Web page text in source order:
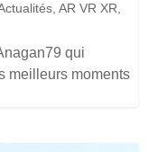
,AR VR XR,
qui
meilleurs moments